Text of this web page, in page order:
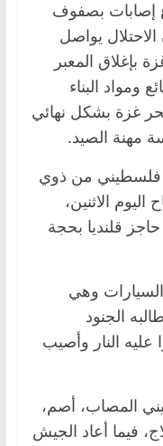
إصابات بصفوف
يواصل
بإغلاق المعبر
ومواد البناء
غزة بشكل نهائي
مهنة الصيد.
من ذوي
عاما) صباح اليوم الاثنين،
قلنديا بحجة
وهي
الجنود
عليه النار وأصيب
المصاب، أصم،
فيما أعاد الجيش